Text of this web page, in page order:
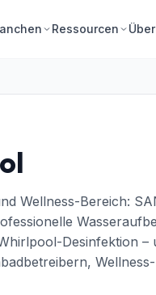
Ressourcen
Wellness-Bereich:
Desinfektion –